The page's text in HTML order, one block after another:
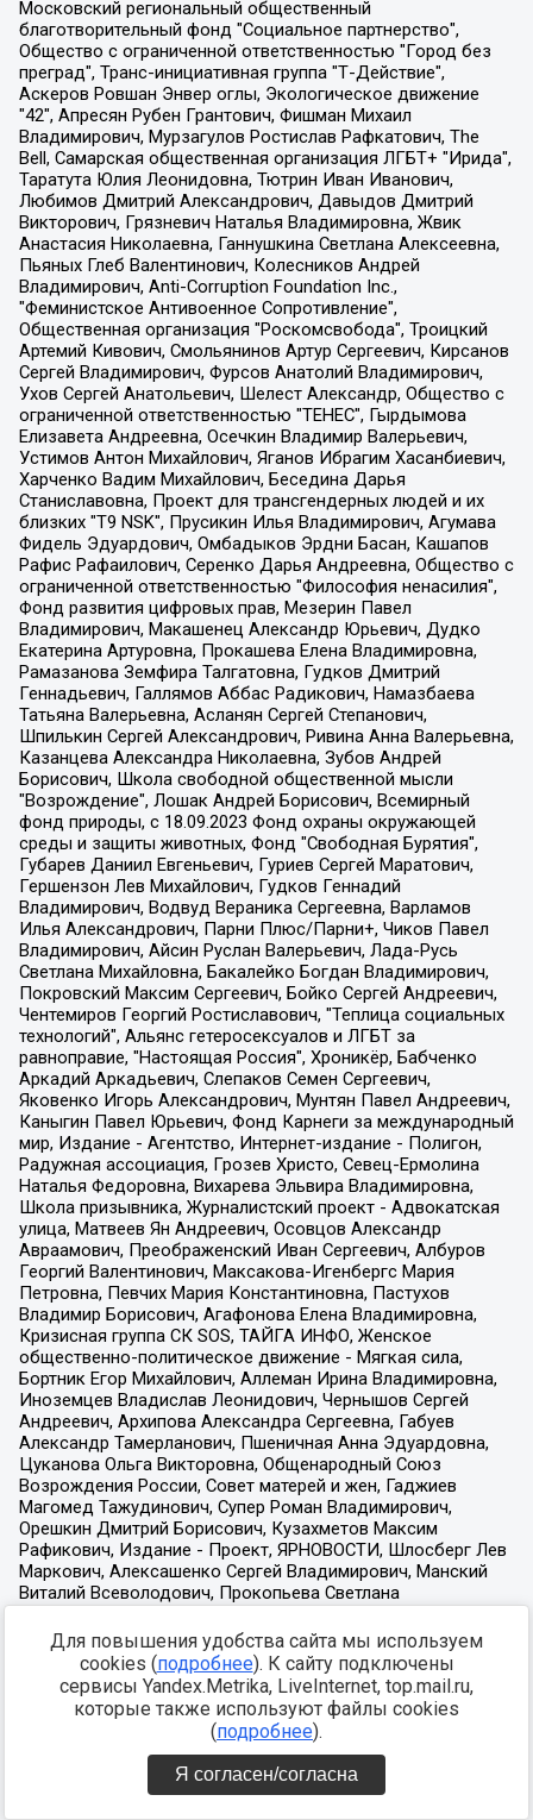
Для повышения удобства сайта мы используем
cookies (подробнее). К сайту подключены
сервисы Yandex.Metrika, LiveInternet, top.mail.ru,
которые также используют файлы cookies
(подробнее).
Я согласен/согласна